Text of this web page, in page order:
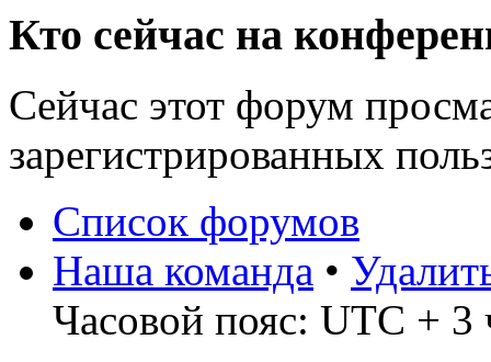
Кто сейчас на
Сейчас этот форум
зарегистрированных
Список форумов
Наша команда •
Часовой пояс: UTC + 3